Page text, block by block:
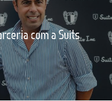
com a Suits